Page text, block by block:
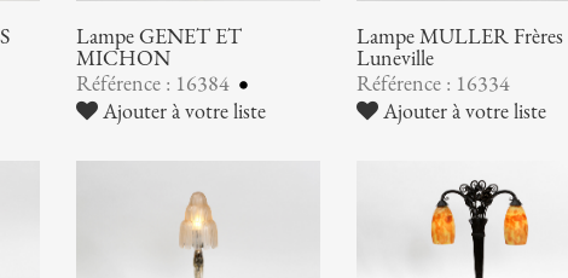
Lampe GENET ET
MICHON
Référence : 16384
Ajouter à votre liste
Lampe MULLER Frères
Luneville
Référence : 16334
Ajouter à votre liste